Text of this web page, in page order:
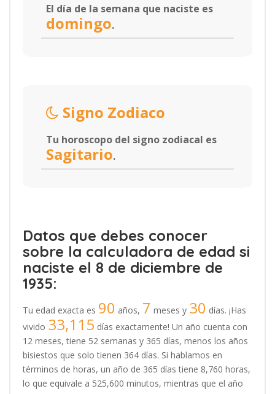
El día de la semana que naciste es
domingo.
Signo Zodiaco
Tu horoscopo del signo zodiacal es
Sagitario.
Datos que debes conocer
sobre la calculadora de edad si
naciste el 8 de diciembre de
1935:
Tu edad exacta es 90 años, 7 meses y 30 días. ¡Has
vivido 33,115 días exactamente! Un año cuenta con
12 meses, tiene 52 semanas y 365 días, menos los años
bisiestos que solo tienen 364 días. Si hablamos en
términos de horas, un año de 365 días tiene 8,760 horas,
lo que equivale a 525,600 minutos, mientras que el año